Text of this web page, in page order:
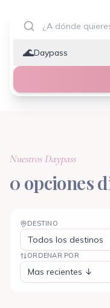
🌊Daypass
Nuestros Daypass
0 opciones
DESTINO
Todos los destinos
ORDENAR POR
Mas recientes ↓